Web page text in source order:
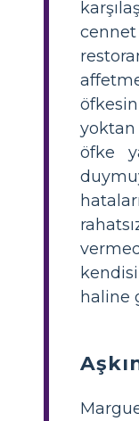
öfke
haline